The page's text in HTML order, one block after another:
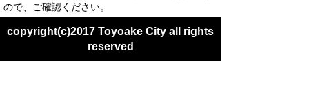
ので、ご確認ください。
copyright(c)2017 Toyoake City all rights
reserved